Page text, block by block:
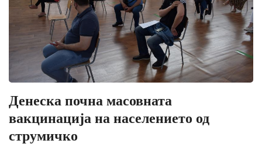
Денеска почна масовната
вакцинација на населението од
струмичко